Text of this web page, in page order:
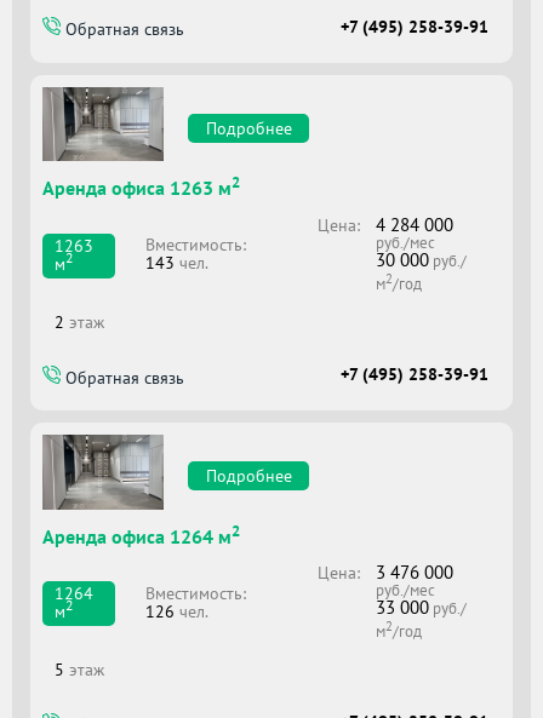
Обратная связь +7 (495) 258-39-91
Подробнее
Аренда офиса 1263 м2
1263
м2
Вместимоcть:
143 чел.
Цена: 4 284 000
руб./мес
30 000руб./
м2/год
2 этаж
Обратная связь +7 (495) 258-39-91
Подробнее
Аренда офиса 1264 м2
1264
м2
Вместимоcть:
126 чел.
Цена: 3 476 000
руб./мес
33 000руб./
м2/год
5 этаж